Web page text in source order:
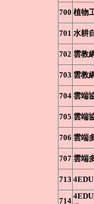
700 植物
701 水耕
702 雲教
703 雲教
704 雲端
705 雲端
706 雲端
707 雲端
713
714